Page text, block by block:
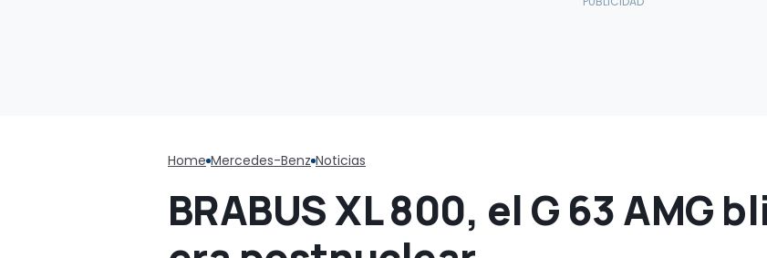
Home Mercedes-Benz Noticias
BRABUS XL 800, el G 63 AMG